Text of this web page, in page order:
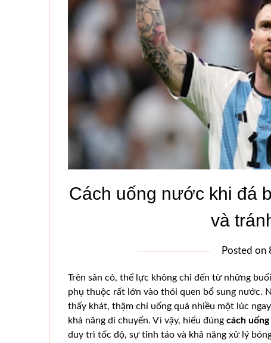
Cách uống nước khi đá
và
Posted on
Trên sân cỏ, thể lực không chỉ đến từ những
phụ thuộc rất lớn vào thói quen bổ sung nước.
thấy khát, thậm chí uống quá nhiều một lúc
khả năng di chuyển. Vì vậy, hiểu đúngcách
duy trì tốc độ, sự tỉnh táo và khả năng xử lý